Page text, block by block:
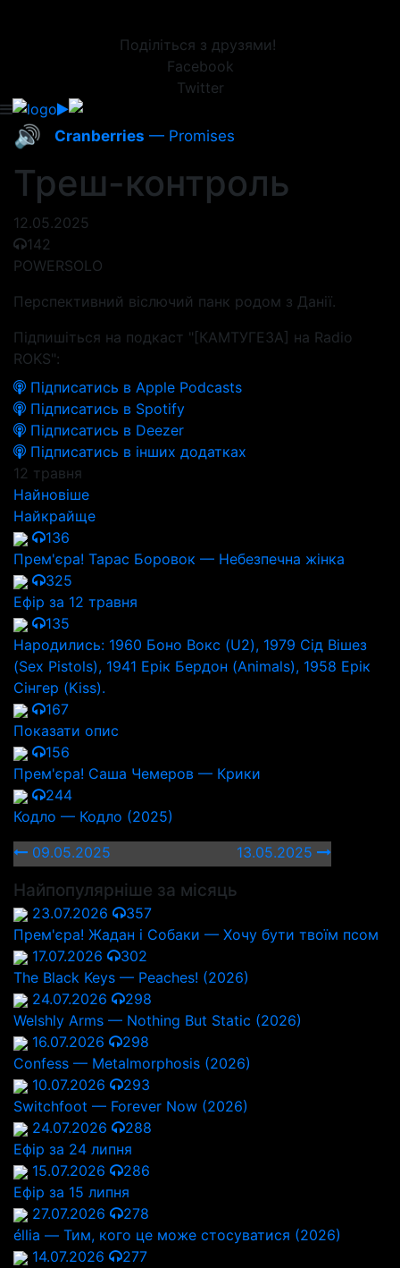
Поділіться з друзями!
Facebook
Twitter
🔊 Cranberries — Promises
Треш-контроль
12.05.2025
142
POWERSOLO
Перспективний віслючий панк родом з Данії.
Підпишіться на подкаст "[КАМТУГЕЗА] на Radio
ROKS":
Підписатись в Apple Podcasts
Підписатись в Spotify
Підписатись в Deezer
Підписатись в інших додатках
12 травня
Найновіше
Найкрайще
136
Прем'єра! Тарас Боровок — Небезпечна жінка
325
Ефір за 12 травня
135
Народились: 1960 Боно Вокс (U2), 1979 Сід Вішез
(Sex Pistols), 1941 Ерік Бердон (Animals), 1958 Ерік
Сінгер (Kiss).
167
Показати опис
156
Прем'єра! Саша Чемеров — Крики
244
Кодло — Кодло (2025)
09.05.2025
13.05.2025
Найпопулярніше за місяць
23.07.2026
357
Прем'єра! Жадан і Собаки — Хочу бути твоїм псом
17.07.2026
302
The Black Keys — Peaches! (2026)
24.07.2026
298
Welshly Arms — Nothing But Static (2026)
16.07.2026
298
Confess — Metalmorphosis (2026)
10.07.2026
293
Switchfoot — Forever Now (2026)
24.07.2026
288
Ефір за 24 липня
15.07.2026
286
Ефір за 15 липня
27.07.2026
278
éllia — Тим, кого це може стосуватися (2026)
14.07.2026
277